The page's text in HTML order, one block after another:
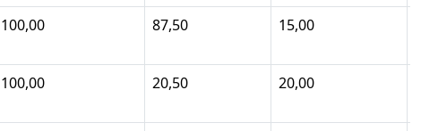
100,00 87,50 15,00
100,00 20,50 20,00